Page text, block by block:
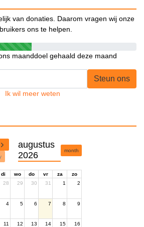
van donaties. Daarom vragen wij onze
ons te helpen.
maanddoel gehaald deze maand
Steun ons
Ik wil meer weten
augustus
2026
month
di wo do vr za
zo
28 29 30 31 1 2
4 5 6 7 8 9
11 12 13 14 15 16